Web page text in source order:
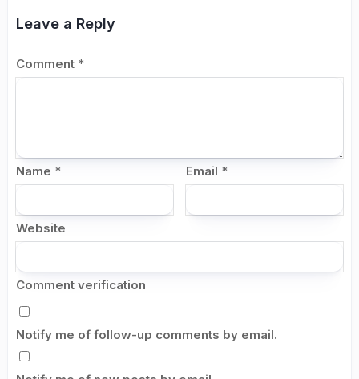
Leave a Reply
Comment *
Name * Email *
Website
Comment verification
Notify me of follow-up comments by email.